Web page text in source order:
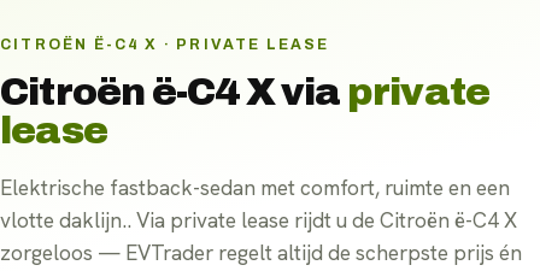
CITROËN Ë-C4 X · PRIVATE LEASE
Citroën ë-C4 Xvia private
lease
Elektrische fastback-sedan met comfort, ruimte en een
vlotte daklijn.. Via private lease rijdt u de Citroën ë-C4 X
zorgeloos — EVTrader regelt altijd de scherpste prijs én